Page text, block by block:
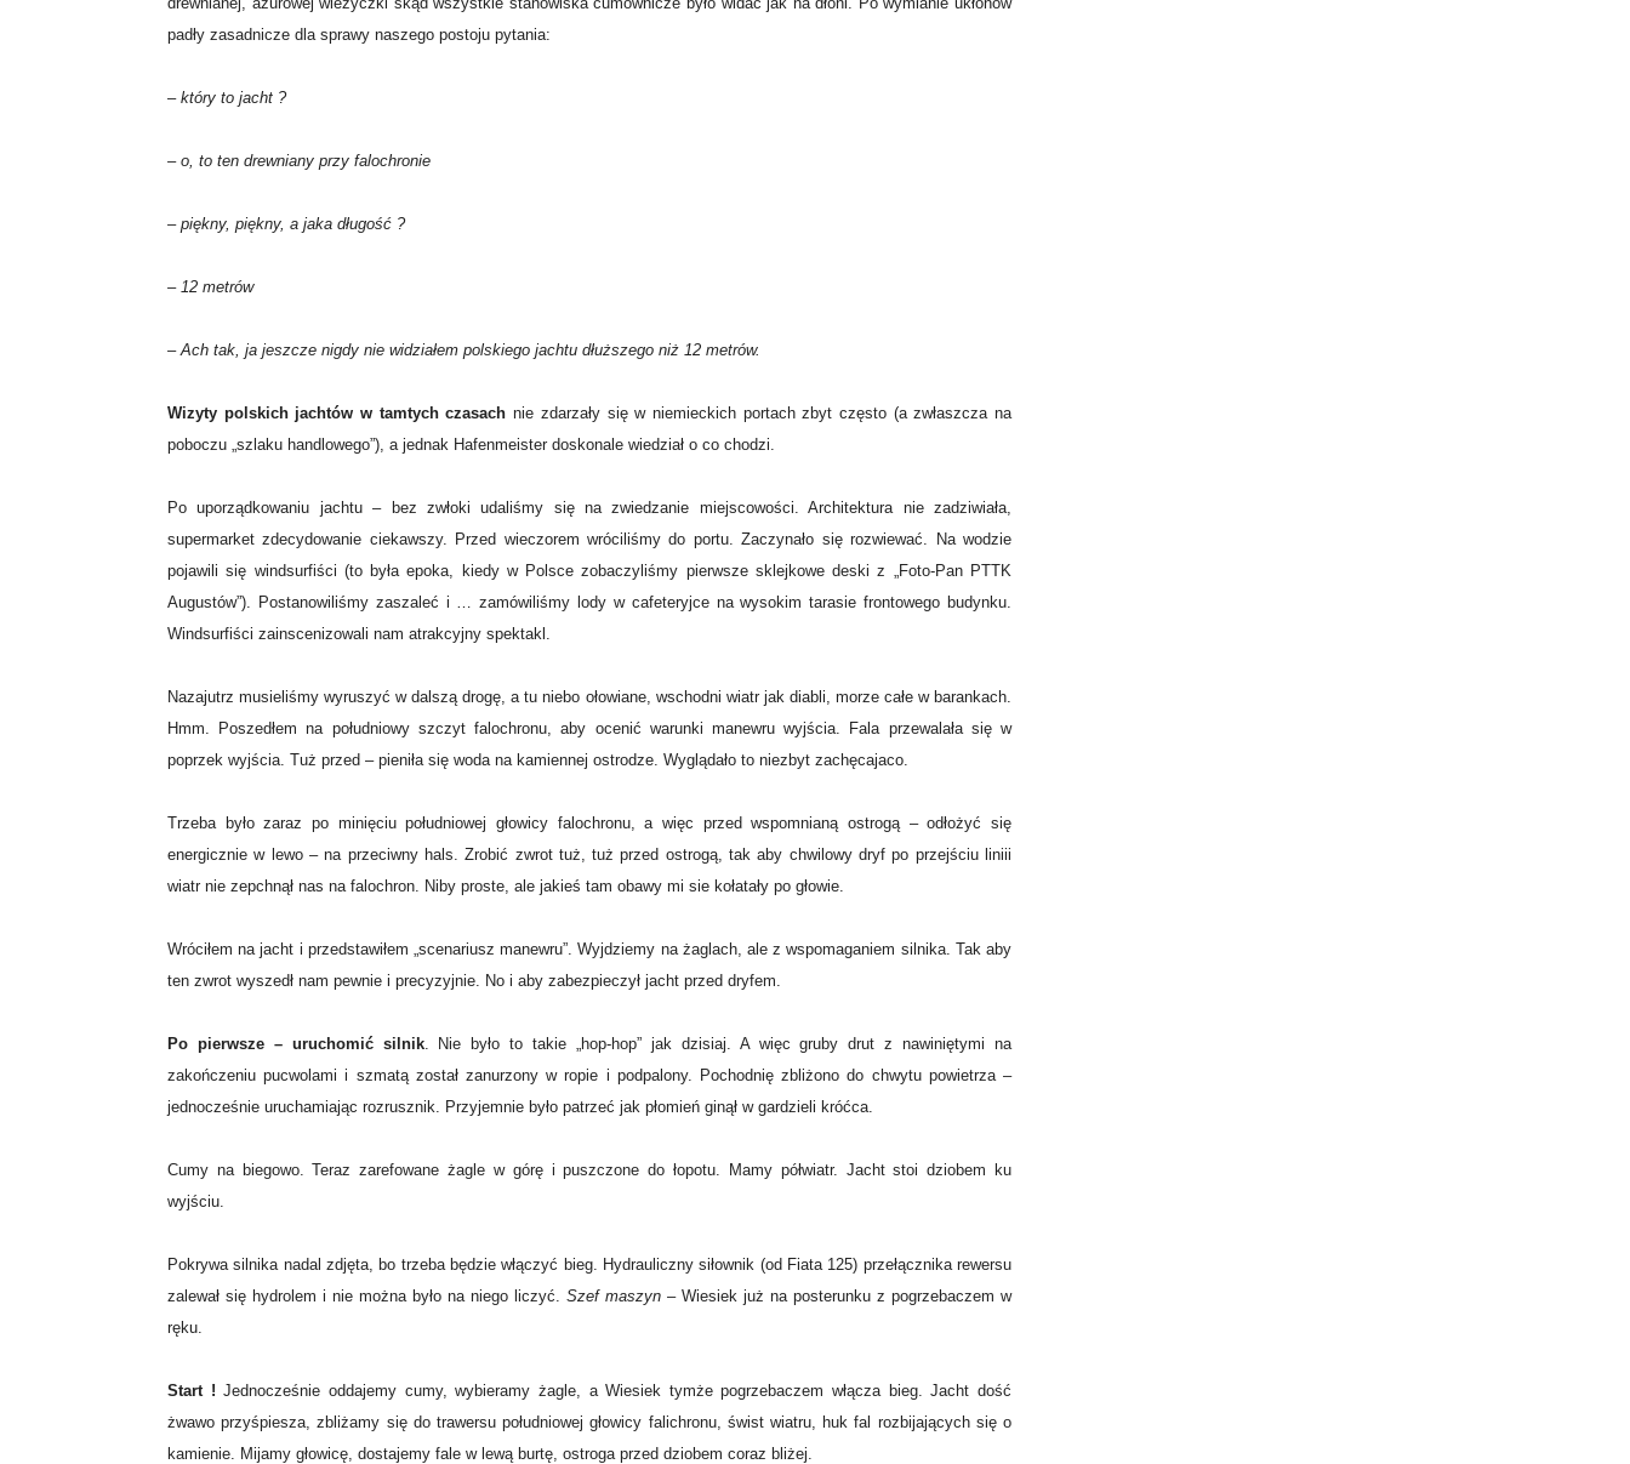
padły zasadnicze dla sprawy naszego postoju pytania:
– który to jacht ?
– o, to ten drewniany przy falochronie
– piękny, piękny, a jaka długość ?
– 12 metrów
– Ach tak, ja jeszcze nigdy nie widziałem polskiego jachtu dłuższego niż 12 metrów.
Wizyty polskich jachtów w tamtych czasach nie zdarzały się w niemieckich portach zbyt często (a zwłaszcza na
poboczu „szlaku handlowego”), a jednak Hafenmeister doskonale wiedział o co chodzi.
Po uporządkowaniu jachtu – bez zwłoki udaliśmy się na zwiedzanie miejscowości. Architektura nie zadziwiała,
supermarket zdecydowanie ciekawszy. Przed wieczorem wróciliśmy do portu. Zaczynało się rozwiewać. Na wodzie
pojawili się windsurfiści (to była epoka, kiedy w Polsce zobaczyliśmy pierwsze sklejkowe deski z „Foto-Pan PTTK
Augustów”). Postanowiliśmy zaszaleć i … zamówiliśmy lody w cafeteryjce na wysokim tarasie frontowego budynku.
Windsurfiści zainscenizowali nam atrakcyjny spektakl.
Nazajutrz musieliśmy wyruszyć w dalszą drogę, a tu niebo ołowiane, wschodni wiatr jak diabli, morze całe w barankach.
Hmm. Poszedłem na południowy szczyt falochronu, aby ocenić warunki manewru wyjścia. Fala przewalała się w
poprzek wyjścia. Tuż przed – pieniła się woda na kamiennej ostrodze. Wyglądało to niezbyt zachęcajaco.
Trzeba było zaraz po minięciu południowej głowicy falochronu, a więc przed wspomnianą ostrogą – odłożyć się
energicznie w lewo – na przeciwny hals. Zrobić zwrot tuż, tuż przed ostrogą, tak aby chwilowy dryf po przejściu liniii
wiatr nie zepchnął nas na falochron. Niby proste, ale jakieś tam obawy mi sie kołatały po głowie.
Wróciłem na jacht i przedstawiłem „scenariusz manewru”. Wyjdziemy na żaglach, ale z wspomaganiem silnika. Tak aby
ten zwrot wyszedł nam pewnie i precyzyjnie. No i aby zabezpieczył jacht przed dryfem.
Po pierwsze – uruchomić silnik. Nie było to takie „hop-hop” jak dzisiaj. A więc gruby drut z nawiniętymi na
zakończeniu pucwolami i szmatą został zanurzony w ropie i podpalony. Pochodnię zbliżono do chwytu powietrza –
jednocześnie uruchamiając rozrusznik. Przyjemnie było patrzeć jak płomień ginął w gardzieli króćca.
Cumy na biegowo. Teraz zarefowane żagle w górę i puszczone do łopotu. Mamy półwiatr. Jacht stoi dziobem ku
wyjściu.
Pokrywa silnika nadal zdjęta, bo trzeba będzie włączyć bieg. Hydrauliczny siłownik (od Fiata 125) przełącznika rewersu
zalewał się hydrolem i nie można było na niego liczyć. Szef maszyn – Wiesiek już na posterunku z pogrzebaczem w
ręku.
Start ! Jednocześnie oddajemy cumy, wybieramy żagle, a Wiesiek tymże pogrzebaczem włącza bieg. Jacht dość
żwawo przyśpiesza, zbliżamy się do trawersu południowej głowicy falichronu, świst wiatru, huk fal rozbijających się o
kamienie. Mijamy głowicę, dostajemy fale w lewą burtę, ostroga przed dziobem coraz bliżej.